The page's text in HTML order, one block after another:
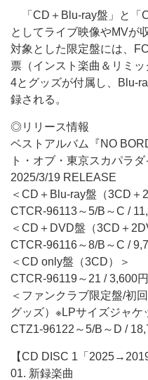
「CD＋Blu-ray盤」と「
としてライブ映像やMVが
対象とした限定盤には、
票（インスト楽曲＆リミ
4とグッズが付属し、Blu-
録される。
◎リリース情報
ベストアルバム『NO
ト・オブ・東京スカパラ
2025/3/19 RELEASE
＜CD＋Blu-ray盤（3CD＋
CTCR-96113～5/B～C /
＜CD＋DVD盤（3CD＋
CTCR-96116～8/B～C /
＜CD only盤（3CD）＞
CTCR-96119～21 / 3,600円
＜ファンクラブ限定盤/初
グッズ）※LPサイズジャケ
CTZ1-96122～5/B～D /
【CD DISC 1「
01. 新録楽曲